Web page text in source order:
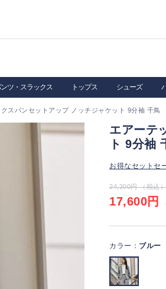
ツ・スラックス トップス シューズ
クスパンセットアップ ノッチジャケット 9分袖 千鳥
エアーテ
ト 9分袖
お得なセットセ
24,200円 （税込）
17,600円
カラー： ブルー